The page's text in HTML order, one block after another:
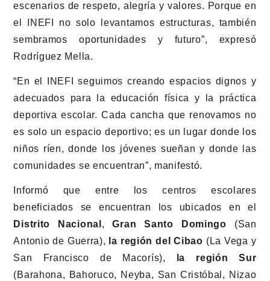
escenarios de respeto, alegría y valores. Porque en
el INEFI no solo levantamos estructuras, también
sembramos oportunidades y futuro”, expresó
Rodríguez Mella.
“En el INEFI seguimos creando espacios dignos y
adecuados para la educación física y la práctica
deportiva escolar. Cada cancha que renovamos no
es solo un espacio deportivo; es un lugar donde los
niños ríen, donde los jóvenes sueñan y donde las
comunidades se encuentran”, manifestó.
Informó que entre los centros escolares
beneficiados se encuentran los ubicados en el
Distrito Nacional ,Gran Santo Domingo (San
Antonio de Guerra),
la región del Cibao (La Vega y
San Francisco de Macorís),
la región Sur
(Barahona, Bahoruco, Neyba, San Cristóbal, Nizao